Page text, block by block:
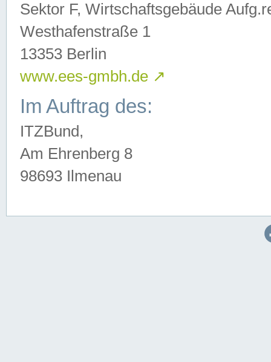
Sektor F, Wirtschaftsgebäude
Westhafenstraße 1
13353 Berlin
www.ees-gmbh.de ↗
Im Auftrag des:
ITZBund,
Am Ehrenberg 8
98693 Ilmenau